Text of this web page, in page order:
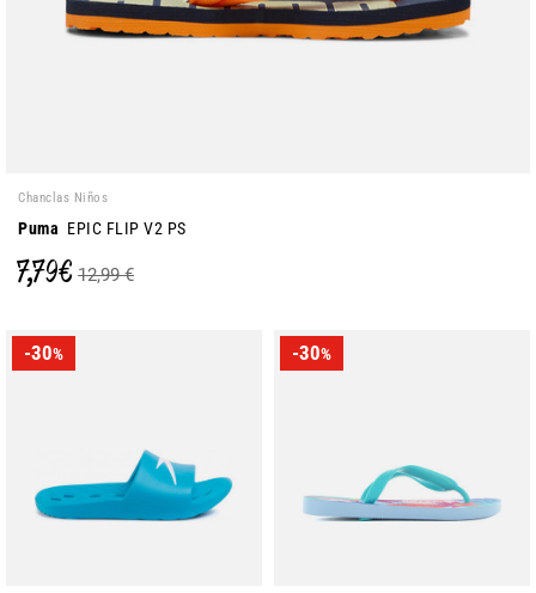
Chanclas Niños
Puma EPIC FLIP V2 PS
7,79 € 12,99 €
-30% -30%